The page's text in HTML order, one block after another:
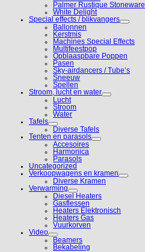
Palmer Rustique Stoneware
White Delight
Special effects / blikvangers
Ballonnen
Kerstmis
Machines Special Effects
Multifeestpop
Opblaaspbare Poppen
Pasen
Sky-airdancers / Tube’s
Sneeuw
Spellen
Stroom, lucht en water
Lucht
Stroom
Water
Tafels
Diverse Tafels
Tenten en parasols
Accesoires
Harmonica
Parasols
Uncategorized
Verkoopwagens en kramen
Diverse Kramen
Verwarming
Diesel Heaters
Gasflessen
Heaters Elektronisch
Heaters Gas
Vuurkorven
Video
Beamers
Bekabeling